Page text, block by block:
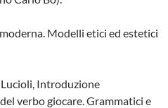
Modelli etici ed estetici
Lucioli, Introduzione
verbo giocare. Grammatici e